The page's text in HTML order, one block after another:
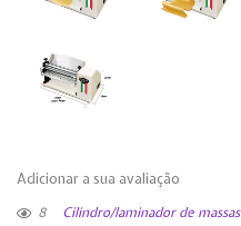
Adicionar a sua avaliação
8 Cilindro/laminador de massas